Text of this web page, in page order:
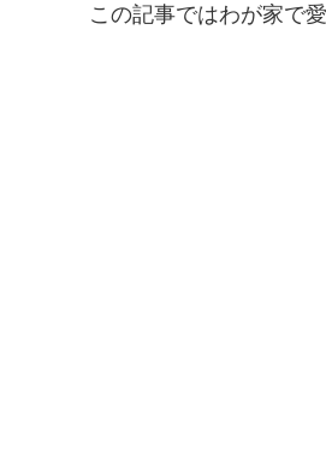
この記事ではわが家で